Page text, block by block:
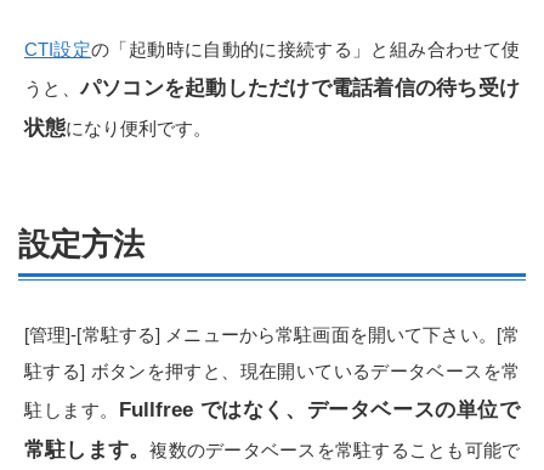
CTI設定の「起動時に自動的に接続する」と組み合わせて使
うと、パソコンを起動しただけで電話着信の待ち受け
状態になり便利です。
設定方法
[管理]-[常駐する] メニューから常駐画面を開いて下さい。[常
駐する] ボタンを押すと、現在開いているデータベースを常
駐します。 Fullfree ではなく、データベースの単位で
常駐します。複数のデータベースを常駐することも可能で